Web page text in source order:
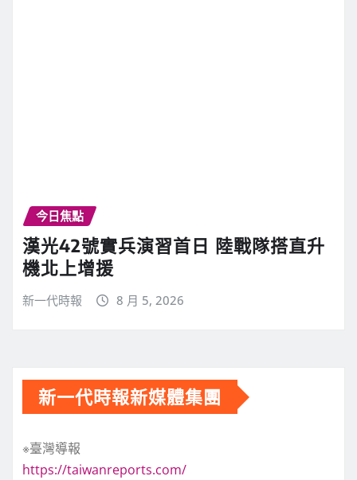
今日焦點
漢光42號實兵演習首日 陸戰隊搭直升
機北上增援
新一代時報 8 月 5, 2026
新一代時報新媒體集團
※臺灣導報
https://taiwanreports.com/